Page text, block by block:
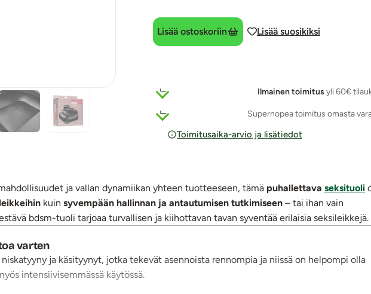
Lisää ostoskoriin Lisää suosikiksi
Ilmainen toimitus yli 60€
Supernopea toimitus omasta
Toimitusaika-arvio ja lisätiedot
ja vallan dynamiikan yhteen tuotteeseen, tämä puhallettava seksituoli
kuin syvempään hallinnan ja antautumisen tutkimiseen – tai ihan vain
bdsm-tuoli tarjoaa turvallisen ja kiihottavan tavan syventää erilaisia seksileikkejä.
varten
ja käsityynyt, jotka tekevät asennoista rennompia ja niissä on helpompi olla
intensiivisemmässä käytössä.